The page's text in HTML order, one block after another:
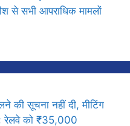
से सभी आपराधिक मामलों
की सूचना नहीं दी, मीटिंग
रेलवे को ₹35,000